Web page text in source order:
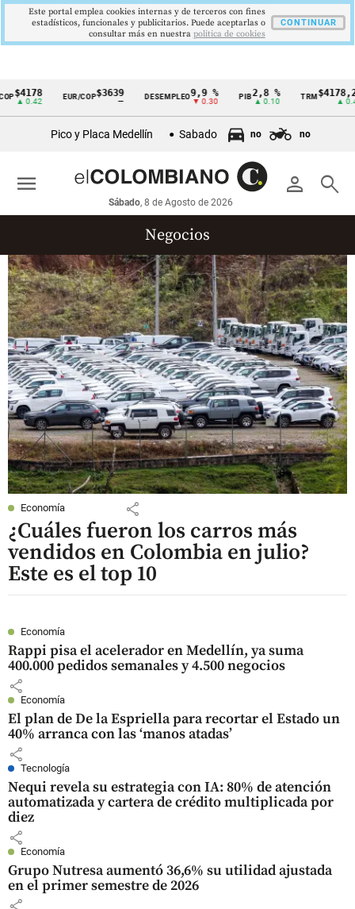
Cintillo
económicos
Colombia
$4178
▲ 0.42
EUR/COP$3639 DESEMPLEO9,9 %
▼ 0.30
2,8 %
▲ 0.10
TRM$4178,23
▲ 0.42
Pico y Placa Medellín Sabado no no
person search
Sábado, 8 de Agosto de 2026
menu
Negocios
EmpresasFinanzasAgro
Economía share
¿Cuáles fueron los carros más
vendidos en Colombia en julio?
Este es el top 10
Economía
Rappi pisa el acelerador en Medellín, ya suma
400.000 pedidos semanales y 4.500 negocios
share
Economía
El plan de De la Espriella para recortar el Estado un
40% arranca con las ‘manos atadas’
share
Tecnología
Nequi revela su estrategia con IA: 80% de atención
automatizada y cartera de crédito multiplicada por
diez
share
Economía
Grupo Nutresa aumentó 36,6% su utilidad ajustada
en el primer semestre de 2026
Este portal emplea cookies internas y de terceros con fines
estadísticos, funcionales y publicitarios. Puede aceptarlas o
consultar más en nuestra politica de cookies
CONTINUAR